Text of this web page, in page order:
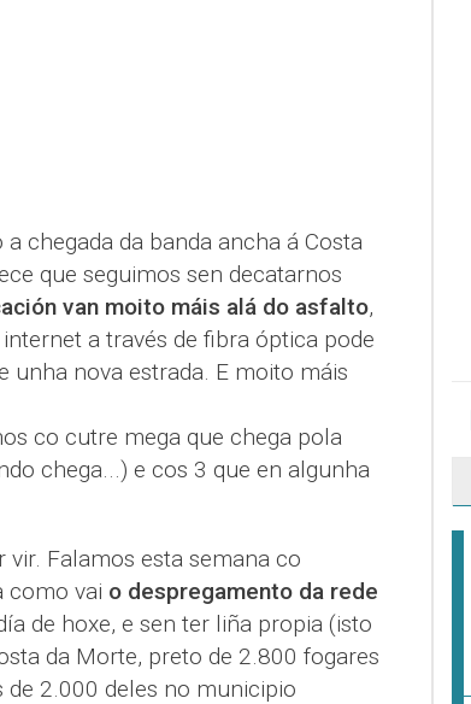
chegada da banda ancha á Costa
que seguimos sen decatarnos
van moito máis alá do asfalto,
a través de fibra óptica pode
unha nova estrada. E moito máis
co cutre mega que chega pola
chega...) e cos 3 que en algunha
Falamos esta semana co
como vai o despregamento da rede
día de hoxe, e sen ter liña propia (isto
da Morte, preto de 2.800 fogares
de 2.000 deles no municipio